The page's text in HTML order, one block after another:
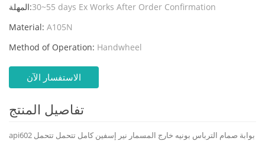
المهلة:30~55 days Ex Works After Order Confirmation
Material: A105N
Method of Operation: Handwheel
الاستفسار الآن
تفاصيل المنتج
api602 بوابة صمام الترباس بونيه خارج المسمار نير إسفين كامل تتحمل تتحمل